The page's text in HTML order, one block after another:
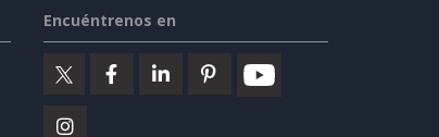
Encuéntrenos en